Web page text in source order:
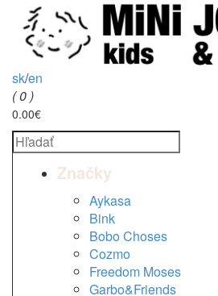
sk/en
( 0 )
0.00€
Značky
Aykasa
Bink
Bobo Choses
Cozmo
Freedom Moses
Garbo&Friends